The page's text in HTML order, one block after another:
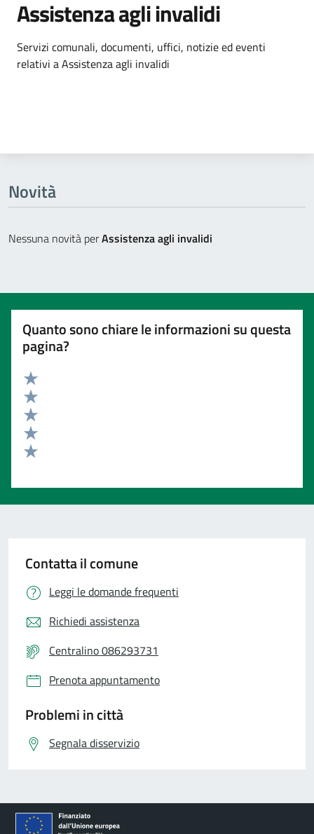
Assistenza agli invalidi
Dettagli dell'argomento
Servizi comunali, documenti, uffici, notizie ed eventi
relativi a Assistenza agli invalidi
Novità
Nessuna novità perAssistenza agli invalidi
Quanto sono chiare le informazioni su questa
pagina?
Valuta 5 stelle su 5
Valuta 4 stelle su 5
Valuta 3 stelle su 5
Valuta 2 stelle su 5
Contatta il comune
Leggi le domande frequenti
Richiedi assistenza
Centralino 086293731
Prenota appuntamento
Problemi in città
Segnala disservizio